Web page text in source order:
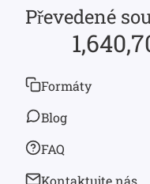
Převedené
Formáty
Blog
FAQ
Kontaktujte nás